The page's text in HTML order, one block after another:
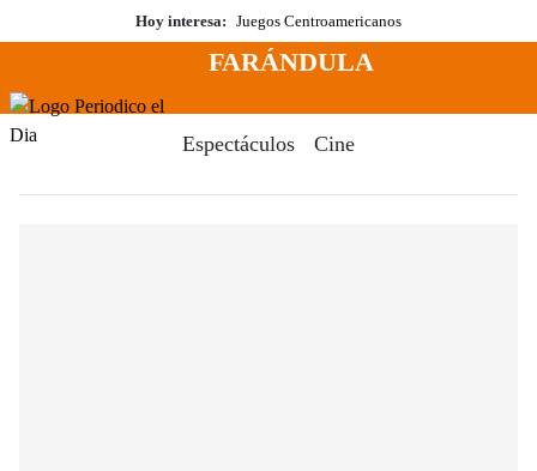
al
Hoy interesa: Juegos Centroamericanos
Menú
FARÁNDULA
Espectáculos Cine